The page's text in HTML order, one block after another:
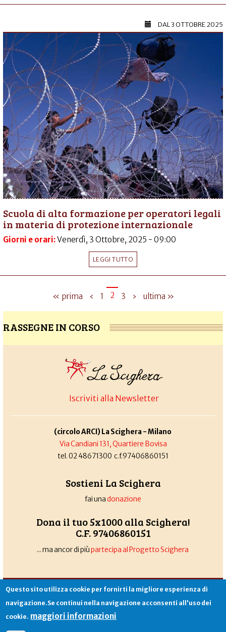
DAL3 OTTOBRE 2025
Scuola di alta formazione per operatori legali
in materia di protezione internazionale
Giorni e orari:Venerdì, 3 Ottobre, 2025 - 09:00
LEGGI TUTTO
« prima ‹ 1 2 3 › ultima »
RASSEGNE IN CORSO
Iscriviti alla Newsletter
(circolo ARCI) La Scighera - Milano
Via Candiani 131, Quartiere Bovisa
tel. 02 48671300 c.f.97406860151
Sostieni La Scighera
fai unadonazione
Dona il tuo 5x1000 alla Scighera!
C.F. 97406860151
... ma ancor di piùpartecipa al Progetto Scighera
Associazione La Scighera copyleft|cookies|privacy|login
Sito creato daAlekos.net
Questo sito utilizza cookie per fornirti la migliore esperienza di
navigazione.Se continui nella navigazione acconsenti all'uso dei
cookie. maggiori informazioni